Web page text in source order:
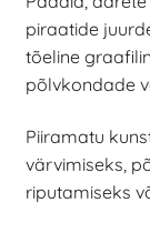
piraatide
tõeline
põlvkondade
Piiramatu
värvimiseks,
riputamiseks